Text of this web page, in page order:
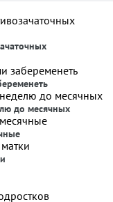
до месячных